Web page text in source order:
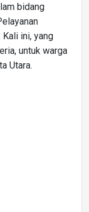
bidang
ini, yang
untuk warga
Utara.